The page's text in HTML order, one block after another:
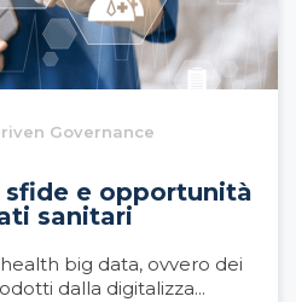
Governance
e opportunità
sanitari
big data, ovvero dei
dalla digitalizza...